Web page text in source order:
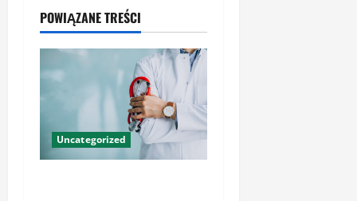
POWIĄZANE TREŚCI
Uncategorized